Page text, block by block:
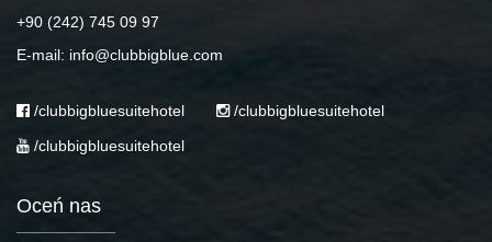
+90 (242) 745 09 97
E-mail: info@clubbigblue.com
/clubbigbluesuitehotel
/clubbigbluesuitehotel
/clubbigbluesuitehotel
Oceń nas